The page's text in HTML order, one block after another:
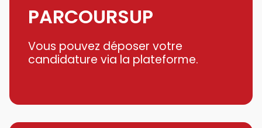
PARCOURSUP
Vous pouvez déposer votre
candidature via la plateforme.